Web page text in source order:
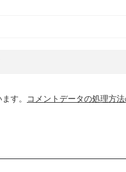
す。
コメントデータの処理方